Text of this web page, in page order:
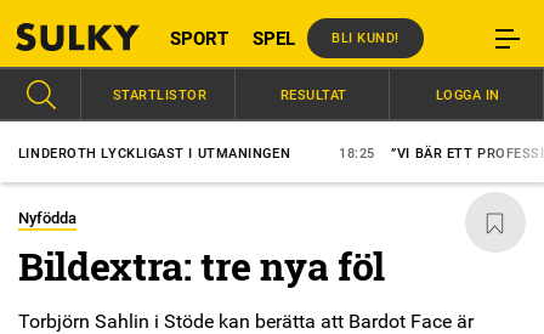
SPORT SPEL BLI KUND!
LYCKLIGAST I UTMANINGEN ”VI BÄR ETT
STARTLISTOR RESULTAT LOGGA IN
Nyfödda
Bildextra: tre nya föl
Torbjörn Sahlin i Stöde kan berätta att Bardot Face är